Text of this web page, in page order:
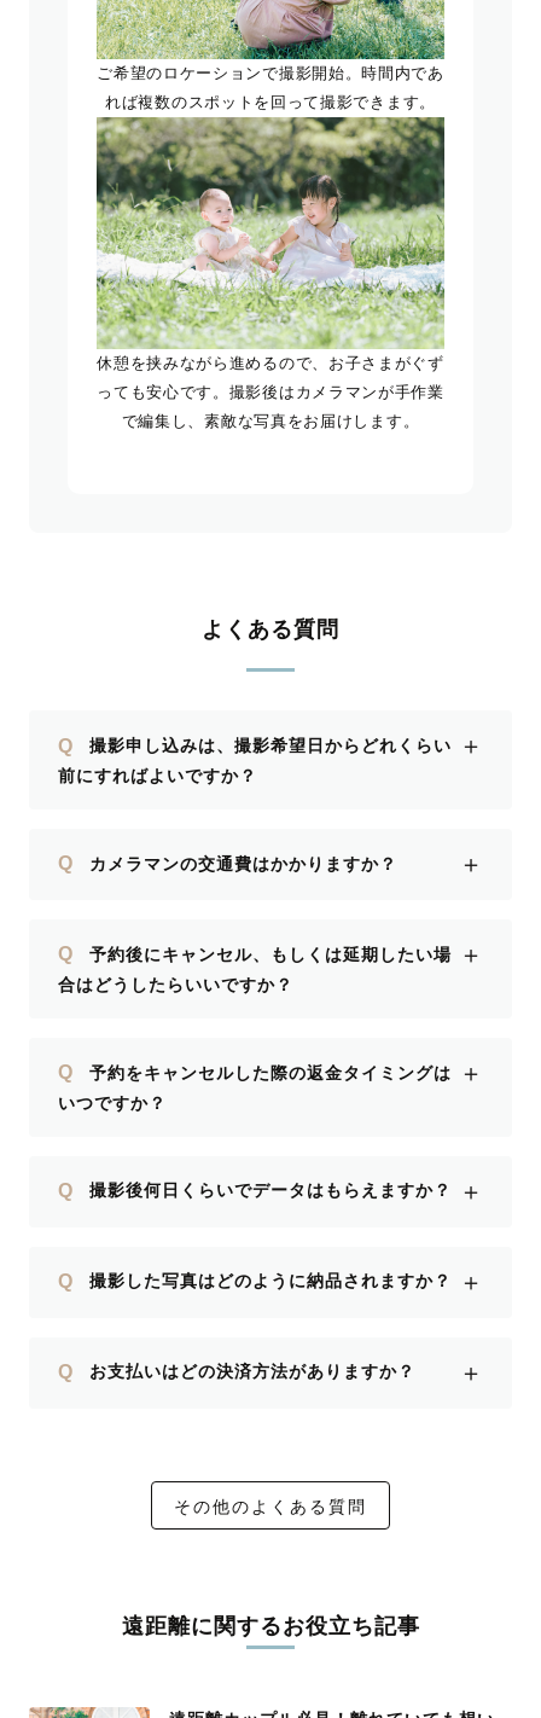
ご希望のロケーションで撮影開始。時間内であ
れば複数のスポットを回って撮影できます。
休憩を挟みながら進めるので、お子さまがぐず
っても安心です。撮影後はカメラマンが手作業
で編集し、素敵な写真をお届けします。
よくある質問
Q
撮影申し込みは、撮影希望日からどれくらい
前にすればよいですか？
＋
Q カメラマンの交通費はかかりますか？ ＋
Q
予約後にキャンセル、もしくは延期したい場
合はどうしたらいいですか？
＋
Q
予約をキャンセルした際の返金タイミングは
いつですか？
＋
Q 撮影後何日くらいでデータはもらえますか？ ＋
Q 撮影した写真はどのように納品されますか？ ＋
Q お支払いはどの決済方法がありますか？ ＋
その他のよくある質問
遠距離に関するお役立ち記事